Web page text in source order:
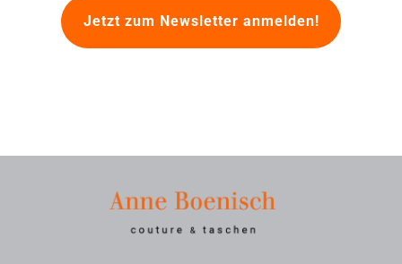
Jetzt zum Newsletter anmelden!